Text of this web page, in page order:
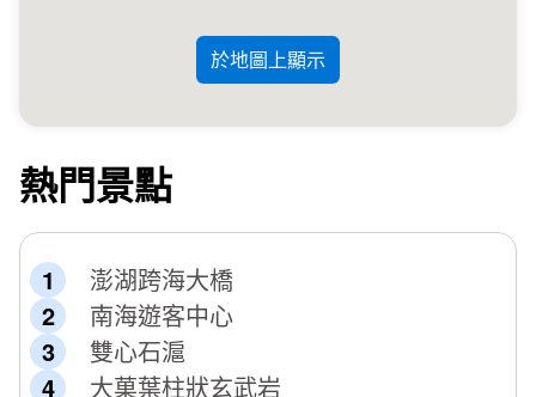
於地圖上顯示
熱門景點
澎湖跨海大橋
南海遊客中心
雙心石滬
大菓葉柱狀玄武岩